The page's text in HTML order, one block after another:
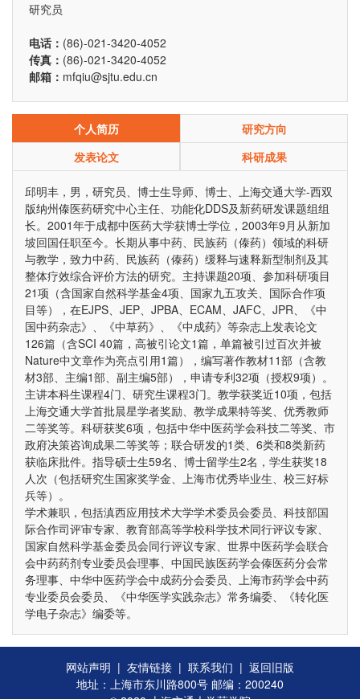
研究员
电话： (86)-021-3420-4052
传真： (86)-021-3420-4052
邮箱： mfqiu@sjtu.edu.cn
个人简历
研究方向
发表论文
科研成果
邱明丰，男，研究员、博士生导师、博士、上海交通大学-西双
版纳州傣医药研究中心主任、功能化DDS及新药研发课题组组
长。2001年于成都中医药大学获博士学位，2003年9月从新加
坡回国任职至今。长期从事中药、民族药（傣药）领域的科研
与教学，致力中药、民族药（傣药）缓释与速释新型制剂及其
整体疗效综合评价方法的研究。主持课题20项、参加科研项目
21项（含国家自然科学基金4项、国家九五攻关、国际合作项
目等），在EJPS、JEP、JPBA、ECAM、JAFC、JPR、《中
国中药杂志》、《中草药》、《中成药》等杂志上发表论文
126篇（含SCI 40篇，高被引论文1篇，单篇被引过百次并被
Nature中文章作为亮点引用1篇），编写著作教材11部（含教
材3部、主编1部、副主编5部），申请专利32项（授权9项）。
主讲本科生课程4门、研究生课程3门。教学获奖近10项，包括
上海交通大学首批晨星学者奖励、教学成果特等奖、优秀教师
二等奖等。科研获奖6项，包括中华中医药学会科技二等奖、市
政府决策咨询成果二等奖等；联合研发的1类、6类和8类新药
获临床批件。指导硕士生59名、博士留学生2名，学生获奖18
人次（包括研究生国家奖学金、上海市优秀毕业生、校三好标
兵等）。
学术兼职，包括滇西应用技术大学学术委员会委员、科技部国
际合作司评审专家、教育部高等学校科学技术同行评议专家、
国家自然科学基金委员会同行评议专家、世界中医药学会联合
会中药药剂专业委员会理事、中国民族医药学会傣医药分会常
务理事、中华中医药学会中成药分会委员、上海市药学会中药
专业委员会委员、《中华医学实践杂志》常务编委、《转化医
学电子杂志》编委等。
网站声明 | 友情链接 | 联系我们 | 返回旧版
地址：上海市东川路800号 邮编：200240